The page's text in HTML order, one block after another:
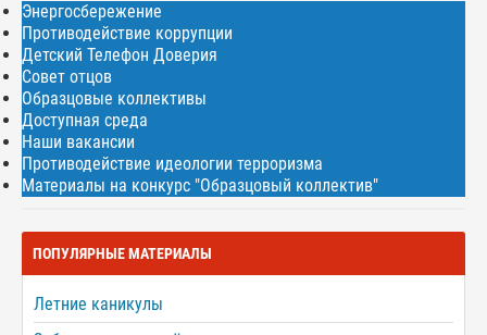
Энергосбережение
Противодействие коррупции
Детский Телефон Доверия
Совет отцов
Образцовые коллективы
Доступная среда
Наши вакансии
Противодействие идеологии терроризма
Материалы на конкурс "Образцовый коллектив"
ПОПУЛЯРНЫЕ МАТЕРИАЛЫ
Летние каникулы